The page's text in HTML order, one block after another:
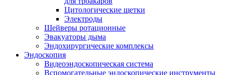
Цитологические щетки
Электроды
Шейверы ротационные
Эвакуаторы дыма
Эндохирургические комплексы
Эндоскопия
Видеоэндоскопическая система
Вспомогательные эндоскопические инструменты